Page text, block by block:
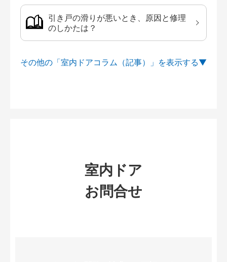
引き戸の滑りが悪いとき、原因と修理
のしかたは？
その他の「室内ドアコラム（記事）」を
室内ドア
お問合せ